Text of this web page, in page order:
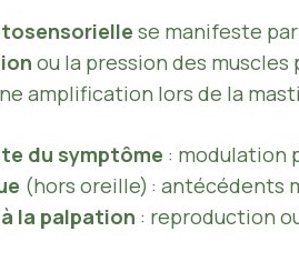
se manifeste
ou la pression des
amplification lors de la
du symptôme : modulation
(hors oreille) : antécédents
la palpation : reproduction